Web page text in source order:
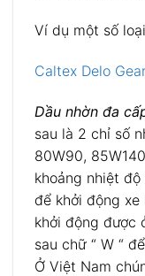
Ví dụ một số
Caltex Delo
Dầu nhờn đa
sau là 2 chỉ số
80W90,
khoảng nhiệt
để khởi động
khởi động được
sau chữ “ W “
Ở Việt Nam